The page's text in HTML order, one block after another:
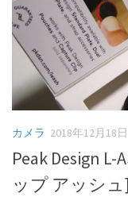
カメラ 2018年12月18日
Peak Design
ップ アッシュ]